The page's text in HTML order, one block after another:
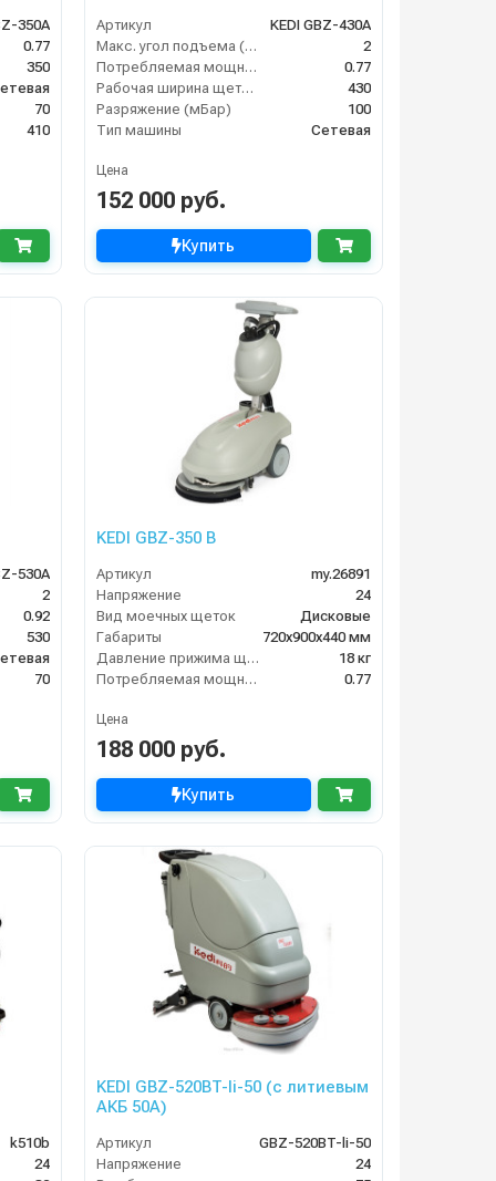
350A
0.77
350
70
410
Артикул
KEDI GBZ-430A
Макс. угол подъема (%)
2
Потребляемая мощность (кВт)
0.77
Рабочая ширина щеток (мм)
430
Разряжение (мБар)
100
Тип машины
Сетевая
Цена
152 000 руб.
Купить
530A
2
0.92
530
70
KEDI GBZ-350 B
Артикул
my.26891
Напряжение
24
Вид моечных щеток
Дисковые
Габариты
720х900х440 мм
Давление прижима щеток
18 кг
Потребляемая мощность (кВт)
0.77
Цена
188 000 руб.
Купить
k510b
24
KEDI GBZ-520BT-li-50 (с литиевым
АКБ 50А)
Артикул
GBZ-520BT-li-50
Напряжение
24